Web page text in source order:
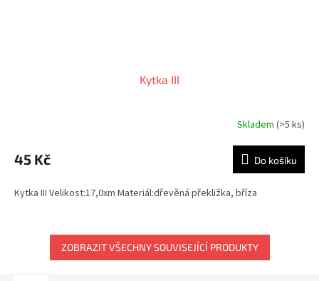
Kytka III
Skladem (>5 ks)
45 Kč Do košíku
Kytka III Velikost:17,0xm Materiál:dřevěná překližka, bříza
ZOBRAZIT VŠECHNY SOUVISEJÍCÍ PRODUKTY